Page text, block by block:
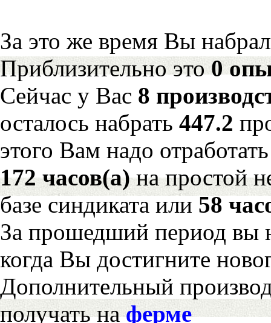
За это же время Вы
Приблизительно это0
Сейчас у Вас 8
осталось набрать 447.2
этого Вам надо отработать
172 часов(а)на простой
базе синдиката или58
За прошедший период вы
когда Вы достигните
Дополнительный
получать наферме